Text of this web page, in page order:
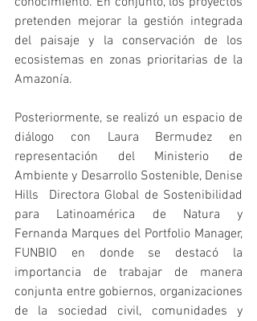
pretenden mejorar la gestión integrada
del paisaje y la conservación de los
ecosistemas en zonas prioritarias de la
Amazonía.
Posteriormente, se realizó un espacio de
diálogo con Laura Bermudez en
representación del Ministerio de
Ambiente y Desarrollo Sostenible, Denise
Hills  Directora Global de Sostenibilidad
para Latinoamérica de Natura y
Fernanda Marques del Portfolio Manager,
FUNBIO en donde se destacó la
importancia de trabajar de manera
conjunta entre gobiernos, organizaciones
de la sociedad civil, comunidades y